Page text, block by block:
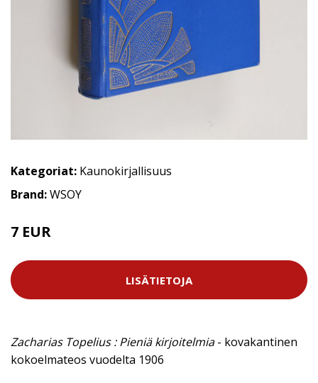
Kategoriat: Kaunokirjallisuus
Brand:WSOY
7 EUR
LISÄTIETOJA
Zacharias Topelius : Pieniä kirjoitelmia- kovakantinen
kokoelmateos vuodelta 1906